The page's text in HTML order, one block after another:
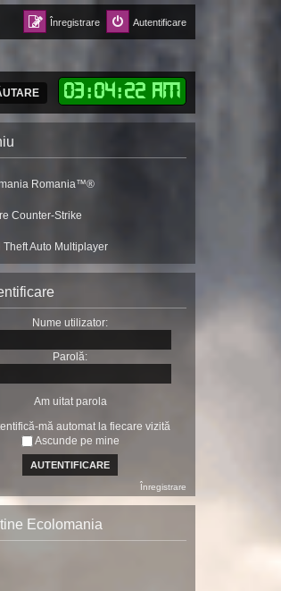
Autentificare
Înregistrare
03:04:24 AM
Romania™®
Counter-Strike
Theft Auto Multiplayer
Nume utilizator:
Parolă:
Am uitat parola
mă automat la fiecare vizită
Ascunde pe mine
Înregistrare
Ecolomania